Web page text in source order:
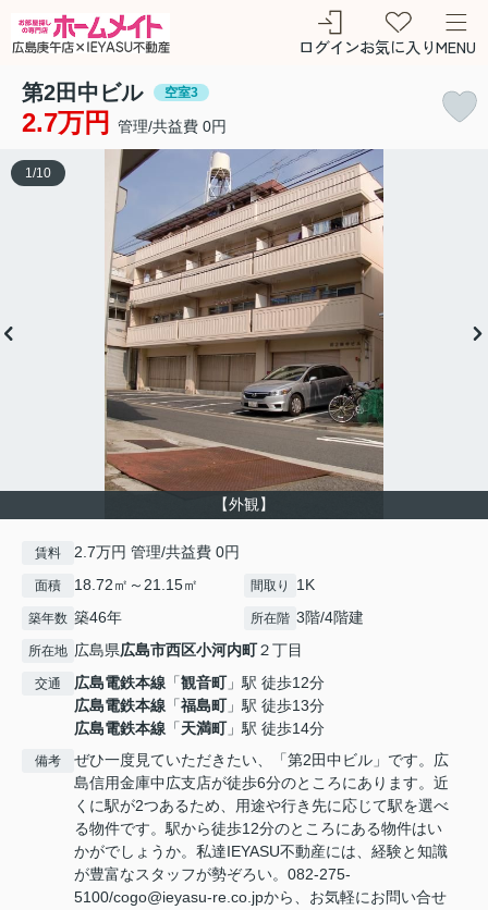
ログインお気に入りMENU
第2田中ビル 空室3
2.7万円 管理/共益費 0円
【外観】
1 /10
賃料 2.7万円 管理/共益費 0円
面積 18.72㎡～21.15㎡ 間取り 1K
築年数 築46年 所在階 3階/4階建
所在地 広島県広島市西区小河内町２丁目
交通 広島電鉄本線 「観音町」駅 徒歩12分
広島電鉄本線 「福島町」駅 徒歩13分
広島電鉄本線 「天満町」駅 徒歩14分
備考
ぜひ一度見ていただきたい、「第2田中ビル」です。広
島信用金庫中広支店が徒歩6分のところにあります。近
くに駅が2つあるため、用途や行き先に応じて駅を選べ
る物件です。駅から徒歩12分のところにある物件はい
かがでしょうか。私達IEYASU不動産には、経験と知識
が豊富なスタッフが勢ぞろい。082-275-
5100/cogo@ieyasu-re.co.jpから、お気軽にお問い合せ